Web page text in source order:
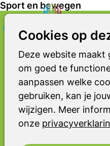
Cookies op
Deze website maakt
om goed te
aanpassen welke
gebruiken, kan je
wijzigen. Meer
onze
Sport en bewegen
SAMEN BEWEGEN IN
Sport en bewegen
Sport en bewegen
iedereen. Voor
of een
belangrijk: bewegen
verminderen en